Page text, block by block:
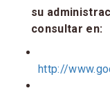
su
consultar en:
http://